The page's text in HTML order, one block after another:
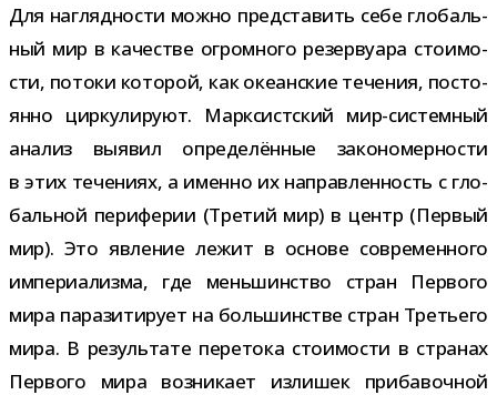
Для нагляд­но­сти можно пред­ста­вить себе гло­баль­
ный мир в каче­стве огром­ного резер­ву­ара сто­и­мо­
сти, потоки кото­рой, как оке­ан­ские тече­ния, посто­
янно цир­ку­ли­руют. Марксистский мир-​системный
ана­лиз выявил опре­де­лён­ные зако­но­мер­но­сти
в этих тече­ниях, а именно их направ­лен­ность с гло­
баль­ной пери­фе­рии (Третий мир) в центр (Первый
мир). Это явле­ние лежит в основе совре­мен­ного
импе­ри­а­лизма, где мень­шин­ство стран Первого
мира пара­зи­ти­рует на боль­шин­стве стран Третьего
мира. В резуль­тате пере­тока сто­и­мо­сти в стра­нах
Первого мира воз­ни­кает изли­шек при­ба­воч­ной